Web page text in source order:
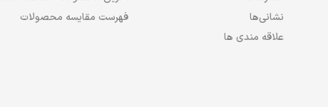
نشانی‌ها
علاقه مندی ها
فهرست مقایسه محصولات